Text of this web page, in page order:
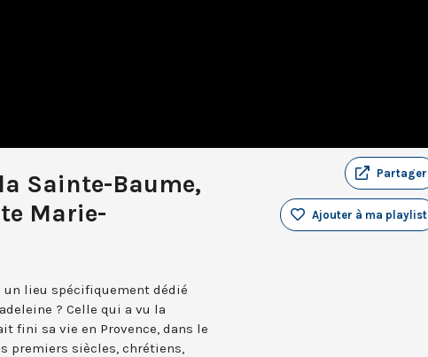
Sainte-Baume,
Marie-
Partager
Ajouter à ma playlist
un lieu spécifiquement dédié
? Celle qui a vu la
fini sa vie en Provence, dans le
premiers siècles, chrétiens,